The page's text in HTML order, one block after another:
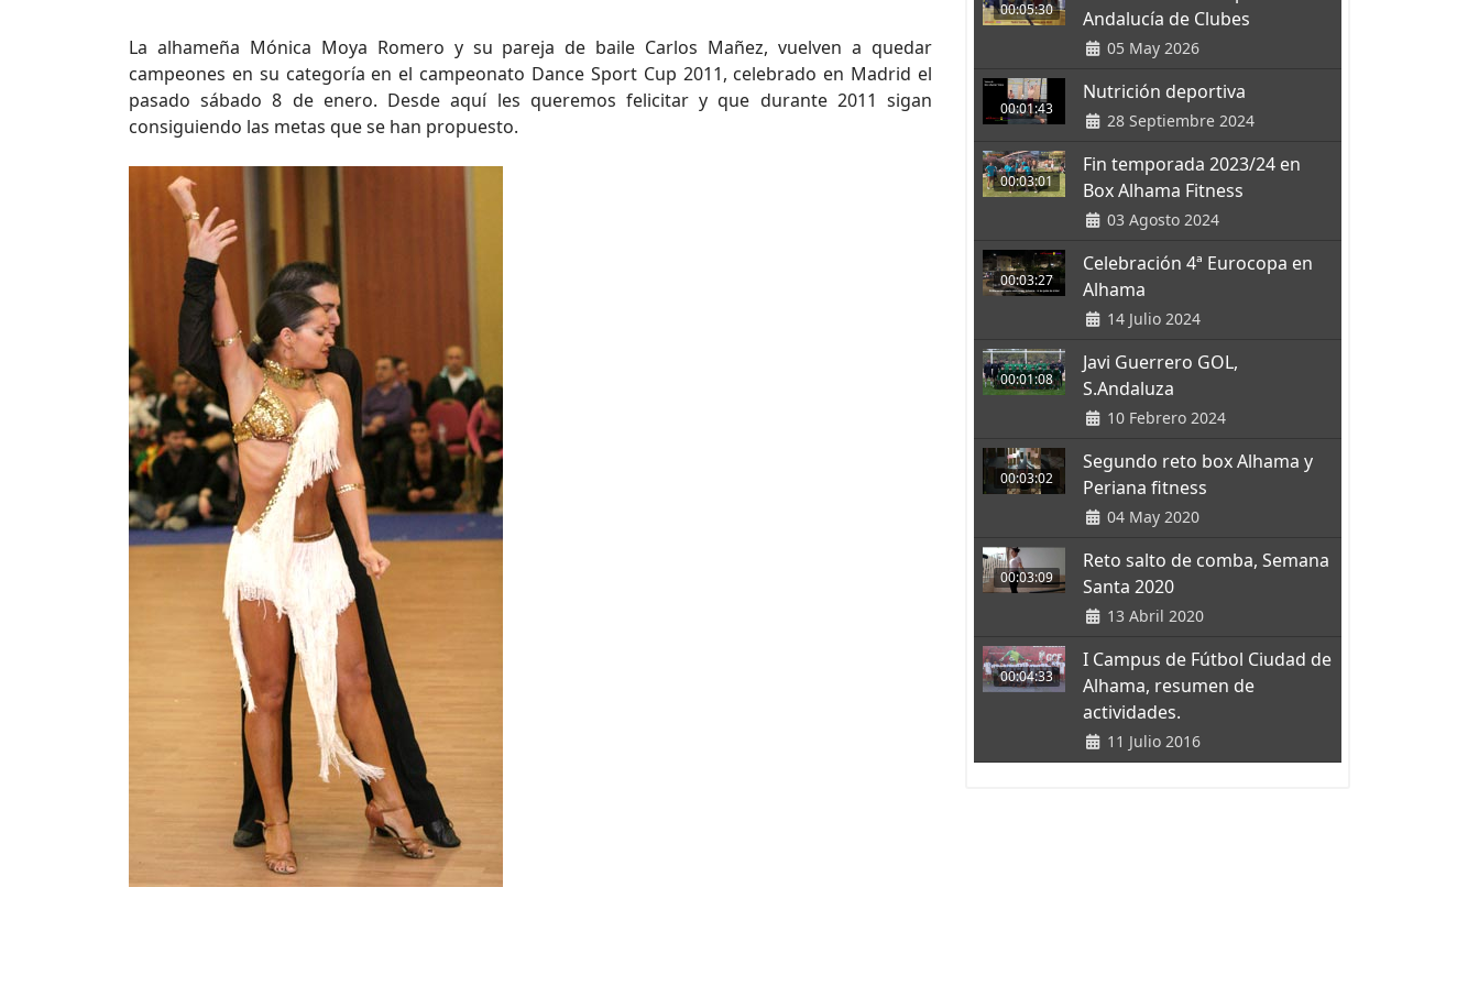
La alhameña Mónica Moya Romero y su pareja de baile Carlos Mañez, vuelven a quedar
campeones en su categoría en el campeonato Dance Sport Cup 2011, celebrado en Madrid el
pasado sábado 8 de enero. Desde aquí les queremos felicitar y que durante 2011 sigan
consiguiendo las metas que se han propuesto.
00:05:30
Andalucía de Clubes
05 May 2026
00:01:43
Nutrición deportiva
28 Septiembre 2024
00:03:01
Fin temporada 2023/24 en
Box Alhama Fitness
03 Agosto 2024
00:03:27
Celebración 4ª Eurocopa en
Alhama
14 Julio 2024
00:01:08
Javi Guerrero GOL,
S.Andaluza
10 Febrero 2024
00:03:02
Segundo reto box Alhama y
Periana fitness
04 May 2020
00:03:09
Reto salto de comba, Semana
Santa 2020
13 Abril 2020
00:04:33
I Campus de Fútbol Ciudad de
Alhama, resumen de
actividades.
11 Julio 2016